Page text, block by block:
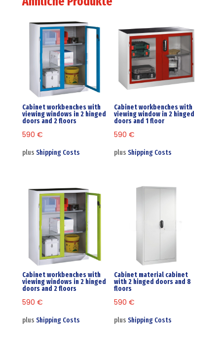
Cabinet workbenches with
viewing windows in 2 hinged
doors and 2 floors
590 €
plus Shipping Costs
Cabinet workbenches with
viewing window in 2 hinged
doors and 1 floor
590€
plusShipping Costs
Cabinet workbenches with
viewing windows in 2 hinged
doors and 2 floors
590 €
plus Shipping Costs
Cabinet material cabinet
with 2 hinged doors and 8
floors
590€
plusShipping Costs